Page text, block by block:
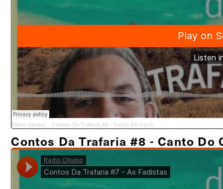
Radio Olisipo · Contos Da Trafaria #8 - Canto Do Curió
Contos Da Trafaria #8 - Canto Do